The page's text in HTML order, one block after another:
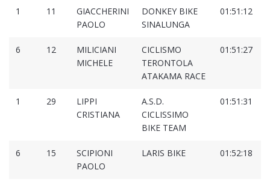
1 11
GIACCHERINI
PAOLO
DONKEY BIKE
SINALUNGA
01:51:12
6 12
MILICIANI
MICHELE
CICLISMO
TERONTOLA
ATAKAMA RACE
01:51:27
1 29
LIPPI
CRISTIANA
A.S.D.
CICLISSIMO
BIKE TEAM
01:51:31
6 15
SCIPIONI
PAOLO
LARIS BIKE 01:52:18